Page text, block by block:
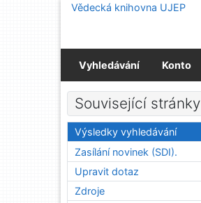
Přejít na obsah
Vědecká knihovna UJEP
Vyhledávání Konto
Související stránky
Výsledky vyhledávání
Zasílání novinek (SDI).
Upravit dotaz
Zdroje